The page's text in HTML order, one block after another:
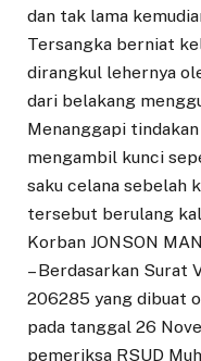
dan tak lama
Tersangka berniat
dirangkul lehernya
dari belakang
Menanggapi
mengambil kunci
saku celana sebelah
tersebut berulang
Korban JONSON
– Berdasarkan Surat
206285 yang dibuat
pada tanggal 26
pemeriksa RSUD